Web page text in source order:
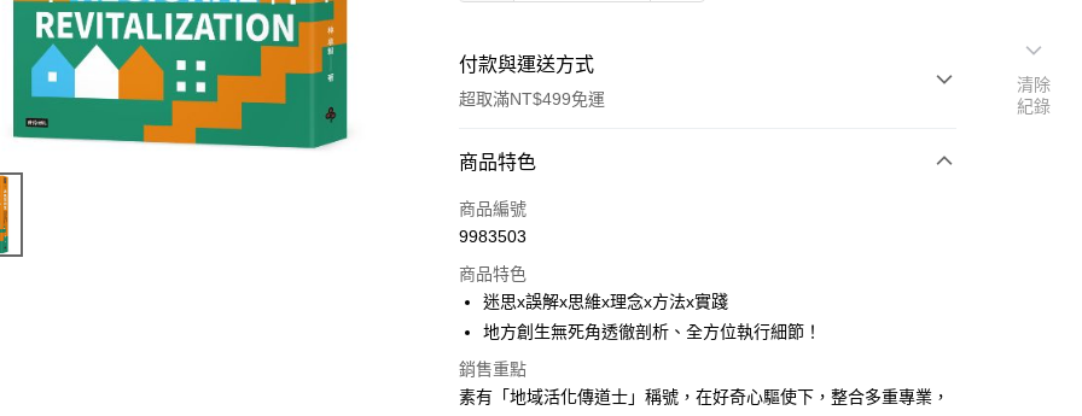
付款與運送方式
超取滿NT$499免運
付款方式
信用卡一次付款
運送方式
付款後全家取貨
每筆NT$60，滿NT$499(含以上)免運費
付款後7-11取貨
商品特色
商品編號
9983503
商品特色
迷思x誤解x思維x理念x方法x實踐
地方創生無死角透徹剖析、全方位執行細節！
銷售重點
素有「地域活化傳道士」稱號，在好奇心驅使下，整合多重專業，
清除
紀錄